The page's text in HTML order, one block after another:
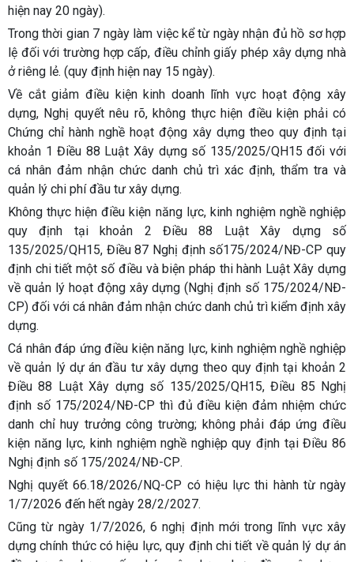
hiện nay 20 ngày).
Trong thời gian 7 ngày làm việc kể từ ngày nhận đủ hồ sơ hợp
lệ đối với trường hợp cấp, điều chỉnh giấy phép xây dựng nhà
ở riêng lẻ. (quy định hiện nay 15 ngày).
Về cắt giảm điều kiện kinh doanh lĩnh vực hoạt động xây
dựng, Nghị quyết nêu rõ, không thực hiện điều kiện phải có
Chứng chỉ hành nghề hoạt động xây dựng theo quy định tại
khoản 1 Điều 88 Luật Xây dựng số 135/2025/QH15 đối với
cá nhân đảm nhận chức danh chủ trì xác định, thẩm tra và
quản lý chi phí đầu tư xây dựng.
Không thực hiện điều kiện năng lực, kinh nghiệm nghề nghiệp
quy định tại khoản 2 Điều 88 Luật Xây dựng số
135/2025/QH15, Điều 87 Nghị định số175/2024/NĐ-CP quy
định chi tiết một số điều và biện pháp thi hành Luật Xây dựng
về quản lý hoạt động xây dựng (Nghị định số 175/2024/NĐ-
CP) đối với cá nhân đảm nhận chức danh chủ trì kiểm định xây
dựng.
Cá nhân đáp ứng điều kiện năng lực, kinh nghiệm nghề nghiệp
về quản lý dự án đầu tư xây dựng theo quy định tại khoản 2
Điều 88 Luật Xây dựng số 135/2025/QH15, Điều 85 Nghị
định số 175/2024/NĐ-CP thì đủ điều kiện đảm nhiệm chức
danh chỉ huy trưởng công trường; không phải đáp ứng điều
kiện năng lực, kinh nghiệm nghề nghiệp quy định tại Điều 86
Nghị định số 175/2024/NĐ-СР.
Nghị quyết 66.18/2026/NQ-CP có hiệu lực thi hành từ ngày
1/7/2026 đến hết ngày 28/2/2027.
Cũng từ ngày 1/7/2026, 6 nghị định mới trong lĩnh vực xây
dựng chính thức có hiệu lực, quy định chi tiết về quản lý dự án